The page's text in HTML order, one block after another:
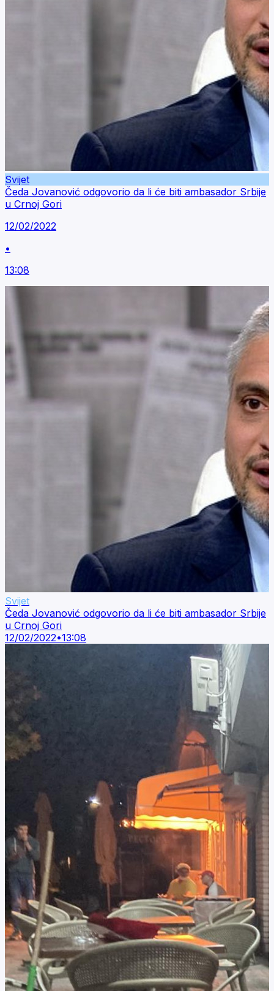
Svijet
Čeda Jovanović odgovorio da li će biti ambasador Srbije
u Crnoj Gori
12/02/2022
•
13:08
Svijet
Čeda Jovanović odgovorio da li će biti ambasador Srbije
u Crnoj Gori
12/02/2022•13:08